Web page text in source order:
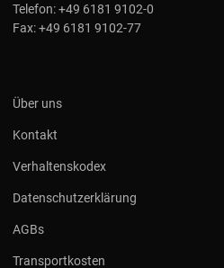
Telefon:+49 6181 9102-0
Fax:+49 6181 9102-77
Über uns
Kontakt
Verhaltenskodex
Datenschutzerklärung
AGBs
Transportkosten